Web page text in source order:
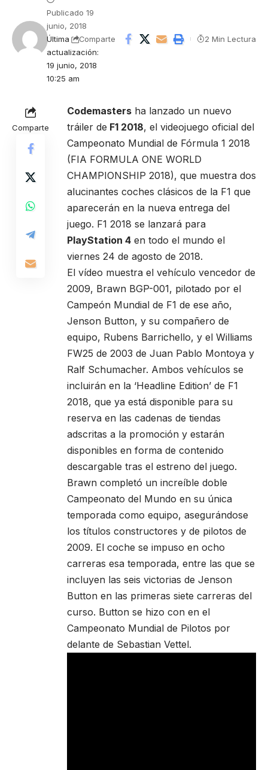
Última
actualización:
19 junio, 2018
10:25 am
Publicado 19
junio, 2018
Comparte 2 Min Lectura
Comparte
Codemasters ha lanzado un nuevo
tráiler de F1 2018, el videojuego oficial del
Campeonato Mundial de Fórmula 1 2018
(FIA FORMULA ONE WORLD
CHAMPIONSHIP 2018), que muestra dos
alucinantes coches clásicos de la F1 que
aparecerán en la nueva entrega del
juego. F1 2018 se lanzará para
PlayStation 4 en todo el mundo el
viernes 24 de agosto de 2018.
El vídeo muestra el vehículo vencedor de
2009, Brawn BGP-001, pilotado por el
Campeón Mundial de F1 de ese año,
Jenson Button, y su compañero de
equipo, Rubens Barrichello, y el Williams
FW25 de 2003 de Juan Pablo Montoya y
Ralf Schumacher. Ambos vehículos se
incluirán en la ‘Headline Edition’ de F1
2018, que ya está disponible para su
reserva en las cadenas de tiendas
adscritas a la promoción y estarán
disponibles en forma de contenido
descargable tras el estreno del juego.
Brawn completó un increíble doble
Campeonato del Mundo en su única
temporada como equipo, asegurándose
los títulos constructores y de pilotos de
2009. El coche se impuso en ocho
carreras esa temporada, entre las que se
incluyen las seis victorias de Jenson
Button en las primeras siete carreras del
curso. Button se hizo con en el
Campeonato Mundial de Pilotos por
delante de Sebastian Vettel.